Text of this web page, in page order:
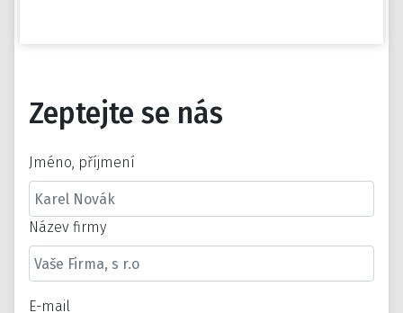
Zeptejte se nás
Jméno, příjmení
Název firmy
E-mail